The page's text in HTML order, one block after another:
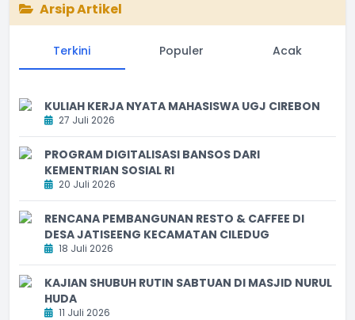
Arsip Artikel
Terkini Populer Acak
KULIAH KERJA NYATA MAHASISWA UGJ CIREBON
27 Juli 2026
PROGRAM DIGITALISASI BANSOS DARI
KEMENTRIAN SOSIAL RI
20 Juli 2026
RENCANA PEMBANGUNAN RESTO & CAFFEE DI
DESA JATISEENG KECAMATAN CILEDUG
18 Juli 2026
KAJIAN SHUBUH RUTIN SABTUAN DI MASJID NURUL
HUDA
11 Juli 2026